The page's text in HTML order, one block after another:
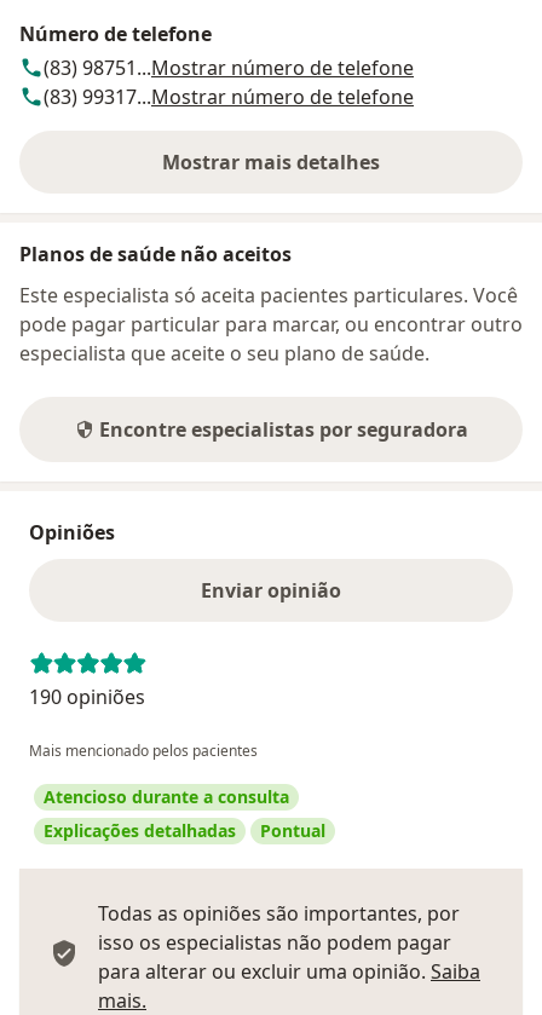
Número de telefone
(83) 98751...Mostrar número de telefone
(83) 99317...Mostrar número de telefone
Mostrar mais detalhes
sobre o endereço
Planos de saúde não aceitos
Este especialista só aceita pacientes particulares. Você
pode pagar particular para marcar, ou encontrar outro
especialista que aceite o seu plano de saúde.
Encontre especialistas por seguradora
Opiniões
Enviar opinião
190 opiniões
Mais mencionado pelos pacientes
Atencioso durante a consulta
Explicações detalhadas
Pontual
Todas as opiniões são importantes, por
isso os especialistas não podem pagar
para alterar ou excluir uma opinião. Saiba
mais.